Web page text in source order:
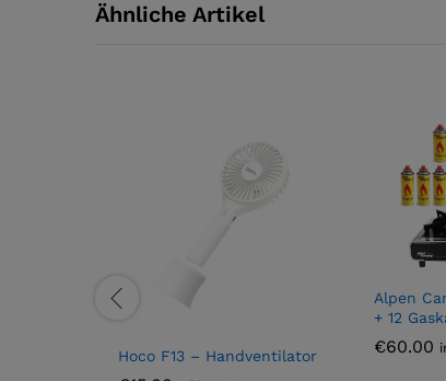
Ähnliche Artikel
Hoco F13 – Handventilator
Alpen
+ 12
€60.00